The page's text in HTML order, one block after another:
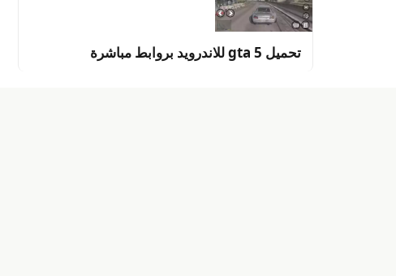
تحميل gta 5 للاندرويد بروابط مباشرة